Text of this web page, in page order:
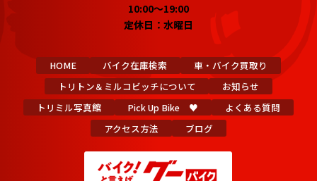
10:00～19:00
定休日：水曜日
HOME バイク在庫検索
車・バイク買取り
トリトン＆ミルコビッチについて
お知らせ
トリミル写真館
Pick Up Bike ♥
よくある質問
アクセス方法
ブログ